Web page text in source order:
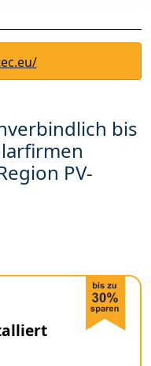
bis
PV-